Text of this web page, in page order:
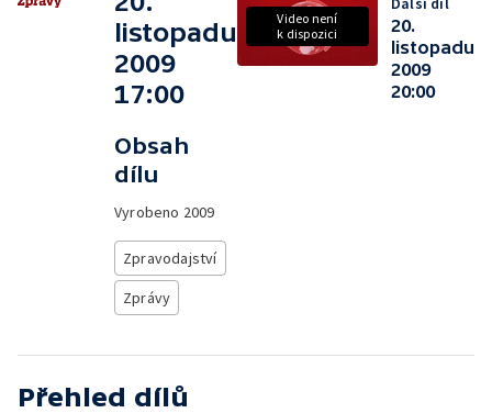
listopadu
2009
17:00
Obsah
dílu
Vyrobeno 2009
Zpravodajství
Zprávy
Video není
k dispozici
20.
listopadu
2009
20:00
Přehled dílů